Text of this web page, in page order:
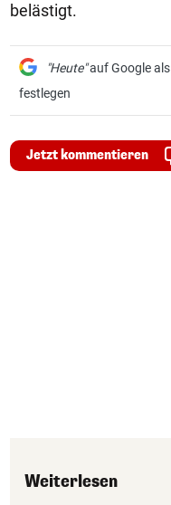
belästigt.
"Heute"auf Google als
festlegen
Jetzt kommentieren
Weiterlesen